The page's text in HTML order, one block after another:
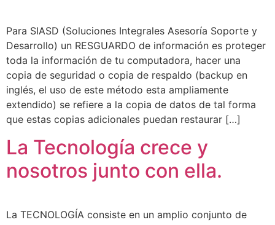
Para SIASD (Soluciones Integrales Asesoría Soporte y
Desarrollo) un RESGUARDO de información es proteger
toda la información de tu computadora, hacer una
copia de seguridad o copia de respaldo (backup en
inglés, el uso de este método esta ampliamente
extendido) se refiere a la copia de datos de tal forma
que estas copias adicionales puedan restaurar […]
La Tecnología crece y
nosotros junto con ella.
La TECNOLOGÍA consiste en un amplio conjunto de